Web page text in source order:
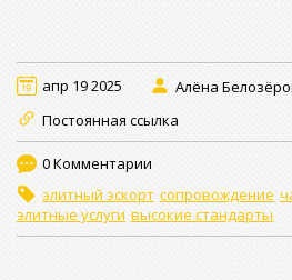
апр 19 2025
Алёна
Постоянная ссылка
0 Комментарии
элитный эскорт сопровождение
элитные услуги высокие стандарты